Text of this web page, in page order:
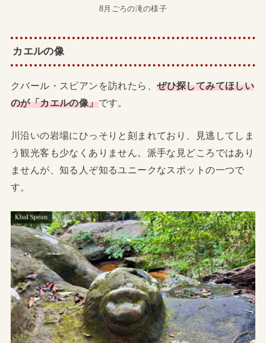
8月ごろの滝の様子
カエルの像
クバール・スピアンを訪れたら、ぜひ探してみてほしい
のが「カエルの像」です。
川沿いの岩場にひっそりと刻まれており、見逃してしま
う観光客も少なくありません。派手な見どころではあり
ませんが、知る人ぞ知るユニークなスポットの一つで
す。